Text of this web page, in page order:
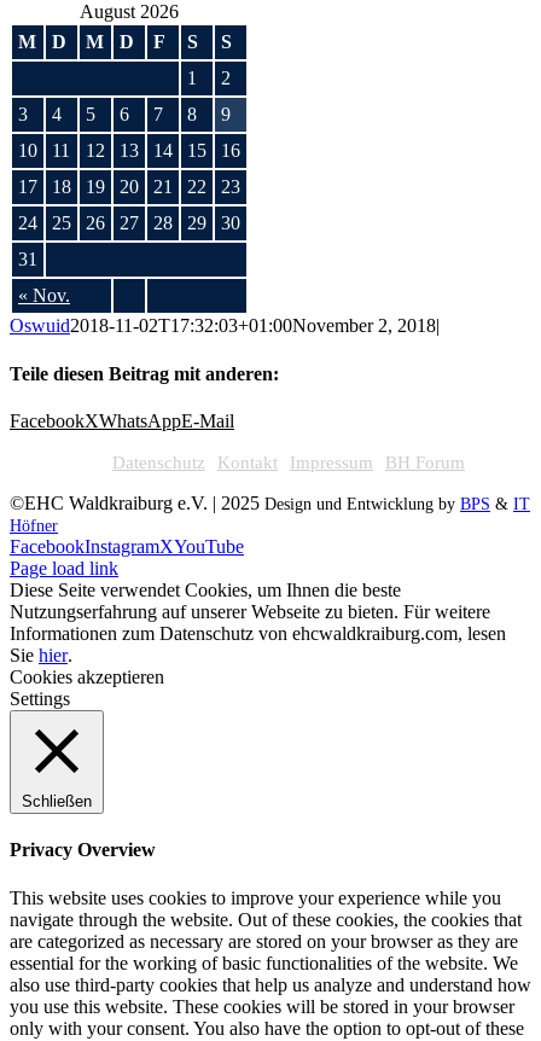
August 2026
M
D M D F S S
« Nov.
1
2
3
4 5 6 7 8
9
10
11 12 13 14 15
16
17
18 19 20 21 22
23
24
25 26 27 28 29
30
31
Oswuid2018-11-02T17:32:03+01:00November 2, 2018|
Teile diesen Beitrag mit anderen:
FacebookXWhatsAppE-Mail
Datenschutz Kontakt Impressum BH Forum
©EHC Waldkraiburg e.V. | 2025 Design und Entwicklung by BPS & IT
Höfner
FacebookInstagramXYouTube
Page load link
Diese Seite verwendet Cookies, um Ihnen die beste
Nutzungserfahrung auf unserer Webseite zu bieten. Für weitere
Informationen zum Datenschutz von ehcwaldkraiburg.com, lesen
Sie hier.
Cookies akzeptieren
Settings
Schließen
Privacy Overview
This website uses cookies to improve your experience while you
navigate through the website. Out of these cookies, the cookies that
are categorized as necessary are stored on your browser as they are
essential for the working of basic functionalities of the website. We
also use third-party cookies that help us analyze and understand how
you use this website. These cookies will be stored in your browser
only with your consent. You also have the option to opt-out of these